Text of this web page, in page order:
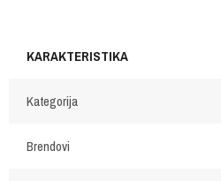
KARAKTERISTIKA
Kategorija
Brendovi